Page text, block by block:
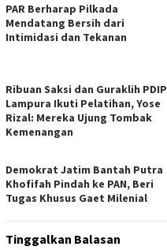
PAR Berharap Pilkada
Mendatang Bersih dari
Intimidasi dan Tekanan
Ribuan Saksi dan Guraklih PDIP
Lampura Ikuti Pelatihan, Yose
Rizal: Mereka Ujung Tombak
Kemenangan
Demokrat Jatim Bantah Putra
Khofifah Pindah ke PAN, Beri
Tugas Khusus Gaet Milenial
Tinggalkan Balasan